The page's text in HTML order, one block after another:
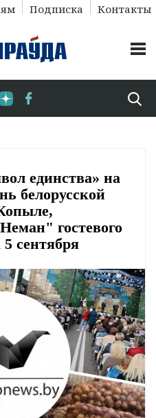
Подписка Контакты
единства» на
белорусской
гостевого
5 сентября